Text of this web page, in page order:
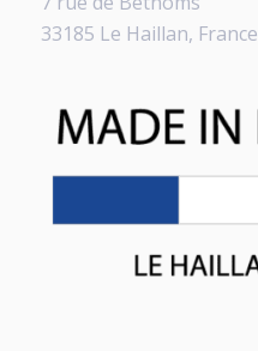
33185 Le Haillan, France